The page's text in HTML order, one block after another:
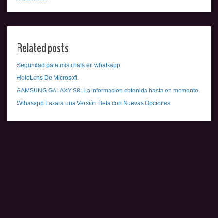
Related posts
Seguridad para mis chats en whatsapp
HoloLens De Microsoft.
SAMSUNG GALAXY S8: La informacion obtenida hasta en momento.
Wthasapp Lazara una Versión Beta con Nuevas Opciones